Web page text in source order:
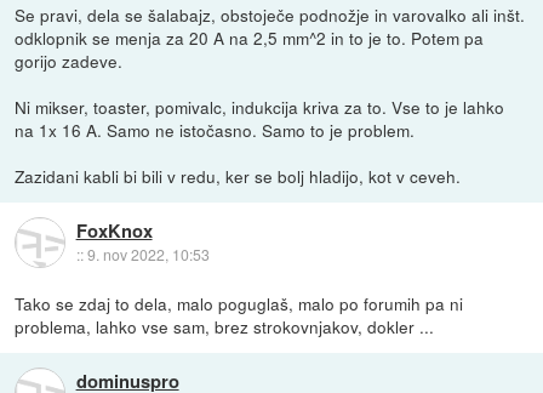
Se pravi, dela se šalabajz, obstoječe podnožje in varovalko ali inšt.
odklopnik se menja za 20 A na 2,5 mm^2 in to je to. Potem pa
gorijo zadeve.
Ni mikser, toaster, pomivalc, indukcija kriva za to. Vse to je lahko
na 1x 16 A. Samo ne istočasno. Samo to je problem.
Zazidani kabli bi bili v redu, ker se bolj hladijo, kot v ceveh.
FoxKnox
::9. nov 2022, 10:53
Tako se zdaj to dela, malo poguglaš, malo po forumih pa ni
problema, lahko vse sam, brez strokovnjakov, dokler ...
dominuspro